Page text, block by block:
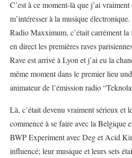
C’est à ce moment-là que j’ai
m’intéresser à la musique
Radio Maxximum, c’était carrément
en direct les premières raves
Rave est arrivé à Lyon et j’ai eu la
même moment dans le premier lieu
animateur de l’émission radio
Là, c’était devenu vraiment sérieux et
commencé à se faire avec la Belgique
BWP Experiment avec Deg et Acid
influencé; leur musique et leurs sets